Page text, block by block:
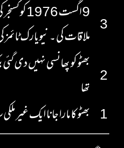
3
9 اگست
ملاقات کی ۔ نیویارک ٹائمز
2
بھٹو کو پھانسی نہیں دی گئی
تھا
1 بھٹو کا مارا جانا ایک غیر